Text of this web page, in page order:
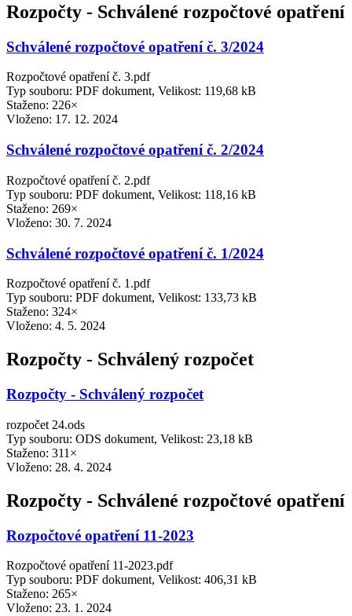
Rozpočty - Schválené rozpočtové opatření
Schválené rozpočtové opatření č. 3/2024
Rozpočtové opatření č. 3.pdf
Typ souboru: PDF dokument, Velikost: 119,68 kB
Staženo: 226×
Vloženo: 17. 12. 2024
Schválené rozpočtové opatření č. 2/2024
Rozpočtové opatření č. 2.pdf
Typ souboru: PDF dokument, Velikost: 118,16 kB
Staženo: 269×
Vloženo: 30. 7. 2024
Schválené rozpočtové opatření č. 1/2024
Rozpočtové opatření č. 1.pdf
Typ souboru: PDF dokument, Velikost: 133,73 kB
Staženo: 324×
Vloženo: 4. 5. 2024
Rozpočty - Schválený rozpočet
Rozpočty - Schválený rozpočet
rozpočet 24.ods
Typ souboru: ODS dokument, Velikost: 23,18 kB
Staženo: 311×
Vloženo: 28. 4. 2024
Rozpočty - Schválené rozpočtové opatření
Rozpočtové opatření 11-2023
Rozpočtové opatření 11-2023.pdf
Typ souboru: PDF dokument, Velikost: 406,31 kB
Staženo: 265×
Vloženo: 23. 1. 2024